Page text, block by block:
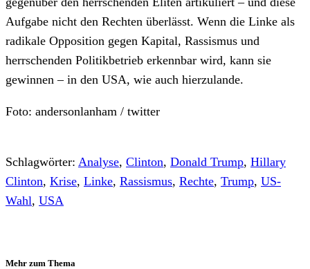
Aufgabe nicht den Rechten überlässt. Wenn die Linke als
radikale Opposition gegen Kapital, Rassismus und
herrschenden Politikbetrieb erkennbar wird, kann sie
gewinnen – in den USA, wie auch hierzulande.
Foto: andersonlanham / twitter
Schlagwörter: Analyse, Clinton, Donald Trump, Hillary
Clinton, Krise, Linke, Rassismus, Rechte, Trump, US-
Wahl, USA
Mehr zum Thema